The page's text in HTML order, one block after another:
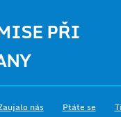
PŘI
nás Ptáte se